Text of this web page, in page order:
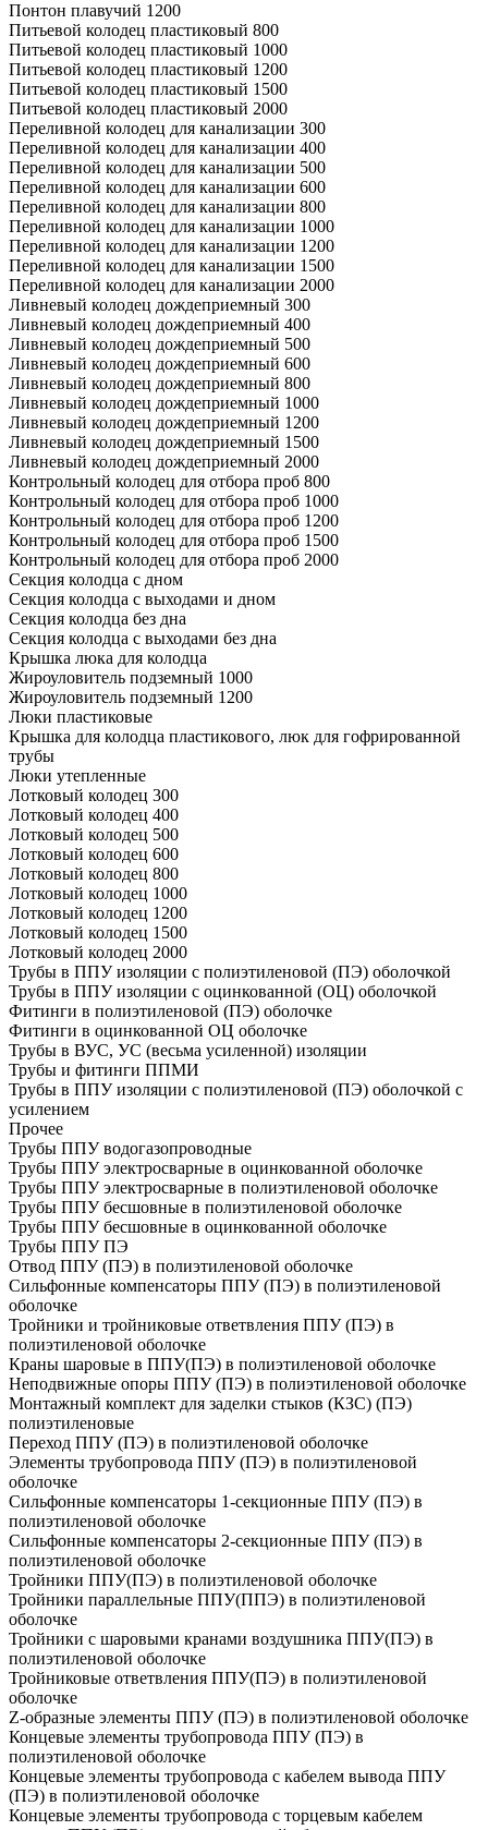
Понтон плавучий 1200
Питьевой колодец пластиковый 800
Питьевой колодец пластиковый 1000
Питьевой колодец пластиковый 1200
Питьевой колодец пластиковый 1500
Питьевой колодец пластиковый 2000
Переливной колодец для канализации 300
Переливной колодец для канализации 400
Переливной колодец для канализации 500
Переливной колодец для канализации 600
Переливной колодец для канализации 800
Переливной колодец для канализации 1000
Переливной колодец для канализации 1200
Переливной колодец для канализации 1500
Переливной колодец для канализации 2000
Ливневый колодец дождеприемный 300
Ливневый колодец дождеприемный 400
Ливневый колодец дождеприемный 500
Ливневый колодец дождеприемный 600
Ливневый колодец дождеприемный 800
Ливневый колодец дождеприемный 1000
Ливневый колодец дождеприемный 1200
Ливневый колодец дождеприемный 1500
Ливневый колодец дождеприемный 2000
Контрольный колодец для отбора проб 800
Контрольный колодец для отбора проб 1000
Контрольный колодец для отбора проб 1200
Контрольный колодец для отбора проб 1500
Контрольный колодец для отбора проб 2000
Секция колодца с дном
Секция колодца с выходами и дном
Секция колодца без дна
Секция колодца с выходами без дна
Крышка люка для колодца
Жироуловитель подземный 1000
Жироуловитель подземный 1200
Люки пластиковые
Крышка для колодца пластикового, люк для гофрированной
трубы
Люки утепленные
Лотковый колодец 300
Лотковый колодец 400
Лотковый колодец 500
Лотковый колодец 600
Лотковый колодец 800
Лотковый колодец 1000
Лотковый колодец 1200
Лотковый колодец 1500
Лотковый колодец 2000
Трубы в ППУ изоляции с полиэтиленовой (ПЭ) оболочкой
Трубы в ППУ изоляции с оцинкованной (ОЦ) оболочкой
Фитинги в полиэтиленовой (ПЭ) оболочке
Фитинги в оцинкованной ОЦ оболочке
Трубы в ВУС, УС (весьма усиленной) изоляции
Трубы и фитинги ППМИ
Трубы в ППУ изоляции с полиэтиленовой (ПЭ) оболочкой с
усилением
Прочее
Трубы ППУ водогазопроводные
Трубы ППУ электросварные в оцинкованной оболочке
Трубы ППУ электросварные в полиэтиленовой оболочке
Трубы ППУ бесшовные в полиэтиленовой оболочке
Трубы ППУ бесшовные в оцинкованной оболочке
Трубы ППУ ПЭ
Отвод ППУ (ПЭ) в полиэтиленовой оболочке
Сильфонные компенсаторы ППУ (ПЭ) в полиэтиленовой
оболочке
Тройники и тройниковые ответвления ППУ (ПЭ) в
полиэтиленовой оболочке
Краны шаровые в ППУ(ПЭ) в полиэтиленовой оболочке
Неподвижные опоры ППУ (ПЭ) в полиэтиленовой оболочке
Монтажный комплект для заделки стыков (КЗС) (ПЭ)
полиэтиленовые
Переход ППУ (ПЭ) в полиэтиленовой оболочке
Элементы трубопровода ППУ (ПЭ) в полиэтиленовой
оболочке
Сильфонные компенсаторы 1-секционные ППУ (ПЭ) в
полиэтиленовой оболочке
Сильфонные компенсаторы 2-секционные ППУ (ПЭ) в
полиэтиленовой оболочке
Тройники ППУ(ПЭ) в полиэтиленовой оболочке
Тройники параллельные ППУ(ППЭ) в полиэтиленовой
оболочке
Тройники с шаровыми кранами воздушника ППУ(ПЭ) в
полиэтиленовой оболочке
Тройниковые ответвления ППУ(ПЭ) в полиэтиленовой
оболочке
Z-образные элементы ППУ (ПЭ) в полиэтиленовой оболочке
Концевые элементы трубопровода ППУ (ПЭ) в
полиэтиленовой оболочке
Концевые элементы трубопровода с кабелем вывода ППУ
(ПЭ) в полиэтиленовой оболочке
Концевые элементы трубопровода с торцевым кабелем